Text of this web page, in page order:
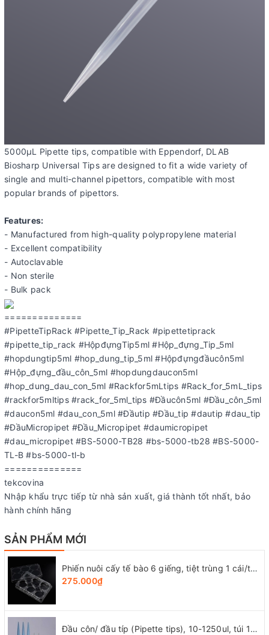
5000μL Pipette tips, compatible with Eppendorf, DLAB
Biosharp Universal Tips are designed to fit a wide variety of
single and multi-channel pipettors, compatible with most
popular brands of pipettors.
Features:
- Manufactured from high-quality polypropylene material
- Excellent compatibility
- Autoclavable
- Non sterile
- Bulk pack
==============
#PipetteTipRack #Pipette_Tip_Rack #pipettetiprack
#pipette_tip_rack #HộpđựngTip5ml #Hộp_đựng_Tip_5ml
#hopdungtip5ml #hop_dung_tip_5ml #Hộpđựngđầucôn5ml
#Hộp_đựng_đầu_côn_5ml #hopdungdaucon5ml
#hop_dung_dau_con_5ml #Rackfor5mLtips #Rack_for_5mL_tips
#rackfor5mltips #rack_for_5ml_tips #Đầucôn5ml #Đầu_côn_5ml
#daucon5ml #dau_con_5ml #Đầutip #Đầu_tip #dautip #dau_tip
#ĐầuMicropipet #Đầu_Micropipet #daumicropipet
#dau_micropipet #BS-5000-TB28 #bs-5000-tb28 #BS-5000-
TL-B #bs-5000-tl-b
==============
tekcovina
Nhập khẩu trực tiếp từ nhà sản xuất, giá thành tốt nhất, bảo
hành chính hãng
SẢN PHẨM MỚI
Phiến nuôi cấy tế bào 6 giếng, tiệt trùng 1 cái/túi (Cell Culture Plates), mã 07-6006, Biologix-USA
275.000₫
Đầu côn/ đầu típ (Pipette tips), 10-1250ul, túi 1000 cái, hãng LabSelect